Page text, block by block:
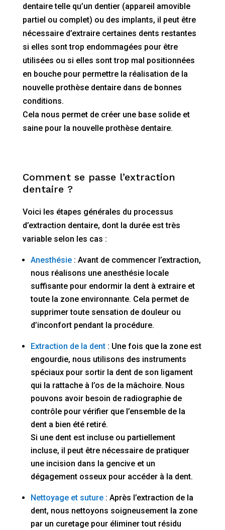
dentaire telle qu’un dentier (appareil amovible
partiel ou complet) ou des implants, il peut être
nécessaire d’extraire certaines dents restantes
si elles sont trop endommagées pour être
utilisées ou si elles sont trop mal positionnées
en bouche pour permettre la réalisation de la
nouvelle prothèse dentaire dans de bonnes
conditions.
Cela nous permet de créer une base solide et
saine pour la nouvelle prothèse dentaire.
Comment se passe l’extraction
dentaire ?
Voici les étapes générales du processus
d’extraction dentaire, dont la durée est très
variable selon les cas :
Anesthésie : Avant de commencer l’extraction,
nous réalisons une anesthésie locale
suffisante pour endormir la dent à extraire et
toute la zone environnante. Cela permet de
supprimer toute sensation de douleur ou
d’inconfort pendant la procédure.
Extraction de la dent : Une fois que la zone est
engourdie, nous utilisons des instruments
spéciaux pour sortir la dent de son ligament
qui la rattache à l’os de la mâchoire. Nous
pouvons avoir besoin de radiographie de
contrôle pour vérifier que l’ensemble de la
dent a bien été retiré.
Si une dent est incluse ou partiellement
incluse, il peut être nécessaire de pratiquer
une incision dans la gencive et un
dégagement osseux pour accéder à la dent.
Nettoyage et suture : Après l’extraction de la
dent, nous nettoyons soigneusement la zone
par un curetage pour éliminer tout résidu